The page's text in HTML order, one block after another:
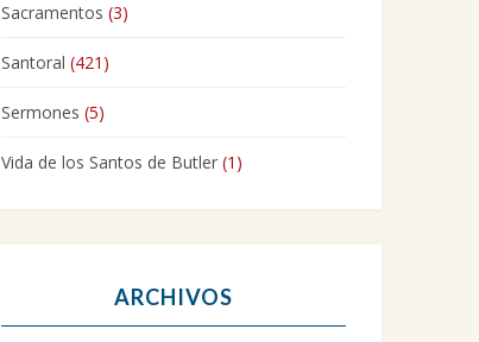
Sacramentos (3)
Santoral (421)
Sermones (5)
Vida de los Santos de Butler (1)
ARCHIVOS